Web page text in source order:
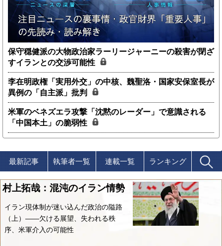
保守穏健派の大物政治家ラーリージャーニーの殺害が閉ざ
すイランとの交渉可能性
李在明政権「実用外交」の中核、魏聖洛・国家安保室長が
異例の「自主派」批判
米軍のベネズエラ攻撃「沈黙のレーダー」で意識される
「中国本土」の脆弱性
最新記事 執筆者一覧 連載一覧 ランキング
村上拓哉：混沌のイラン情勢
イラン現体制が迷い込んだ政治の隘路
（上）――欠ける展望、失われる秩
序、米軍介入の可能性